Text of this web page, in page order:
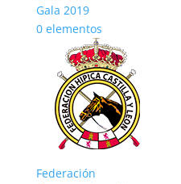
Gala 2019
0 elementos
Federación